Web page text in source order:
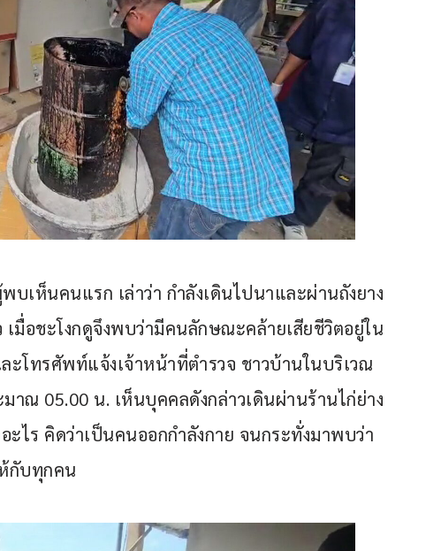
เห็นคนแรก เล่าว่า กำลังเดินไปนาและผ่านถังยาง
มื่อชะโงกดูจึงพบว่ามีคนลักษณะคล้ายเสียชีวิตอยู่ใน
ะโทรศัพท์แจ้งเจ้าหน้าที่ตำรวจ ชาวบ้านในบริเวณ
าณ 05.00 น. เห็นบุคคลดังกล่าวเดินผ่านร้านไก่ย่าง
ะไร คิดว่าเป็นคนออกกำลังกาย จนกระทั่งมาพบว่า
ห้กับทุกคน